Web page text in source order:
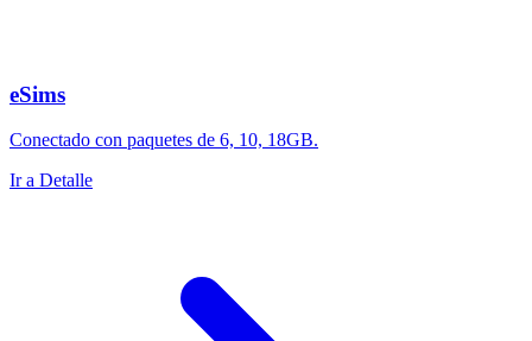
eSims
Conectado con paquetes de 6, 10, 18GB.
Ir a Detalle